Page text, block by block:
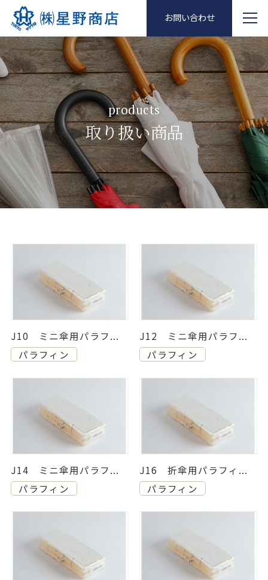
お問い合わせ
products
取り扱い商品
J10 ミニ傘用パラフ...
パラフィン
J12 ミニ傘用パラフ...
パラフィン
J14 ミニ傘用パラフ...
パラフィン
J16 折傘用パラフィ...
パラフィン